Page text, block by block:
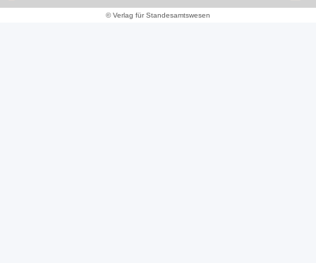
© Verlag für Standesamtswesen